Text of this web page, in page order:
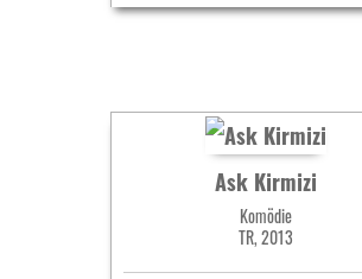
Ask Kirmizi
Komödie
TR, 2013